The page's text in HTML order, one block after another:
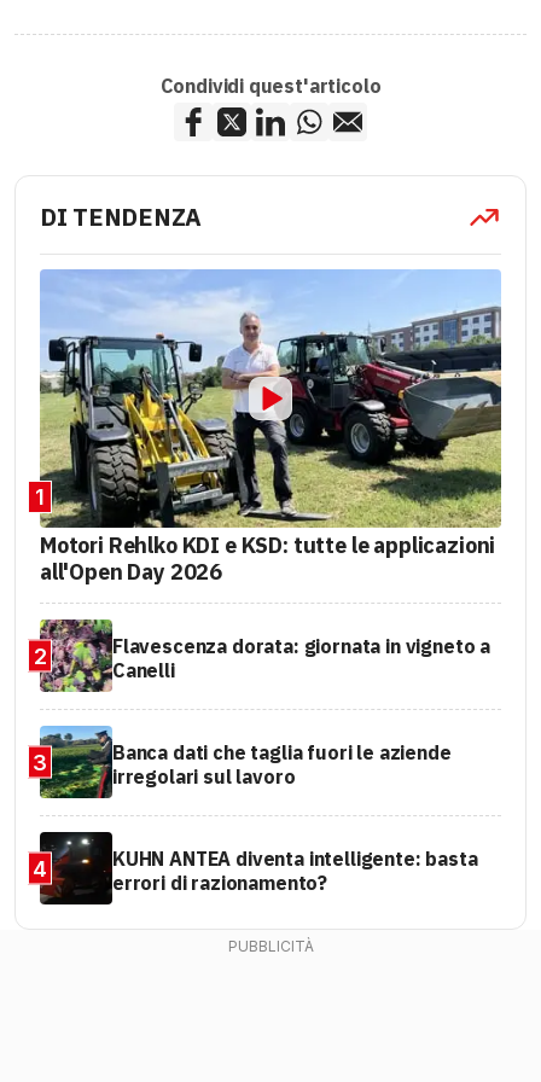
Condividi quest'articolo
DI TENDENZA
1
Motori Rehlko KDI e KSD: tutte le applicazioni
all'Open Day 2026
2
Flavescenza dorata: giornata in vigneto a
Canelli
3
Banca dati che taglia fuori le aziende
irregolari sul lavoro
4
KUHN ANTEA diventa intelligente: basta
errori di razionamento?